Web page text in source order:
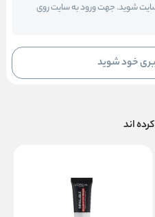
سایت شوید. جهت ورود به سایت روی
خود شوید
اند